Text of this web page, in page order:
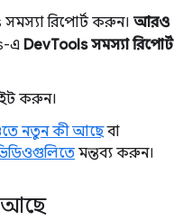
রিপোর্ট করুন। আরও
এ DevTools সমস্যা রিপোর্ট
করুন।
নতুন কী আছেবা
মন্তব্য করুন।
আছে